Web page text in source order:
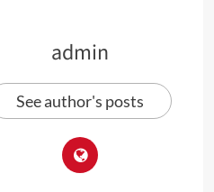
admin
See author's posts